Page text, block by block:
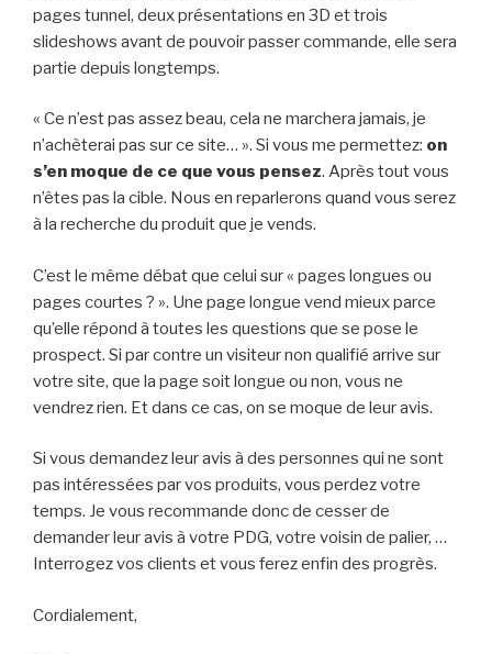
pages tunnel, deux présentations en 3D et trois
slideshows avant de pouvoir passer commande, elle sera
partie depuis longtemps.
« Ce n’est pas assez beau, cela ne marchera jamais, je
n’achèterai pas sur ce site… ». Si vous me permettez: on
s’en moque de ce que vous pensez. Après tout vous
n’êtes pas la cible. Nous en reparlerons quand vous serez
à la recherche du produit que je vends.
C’est le même débat que celui sur « pages longues ou
pages courtes ? ». Une page longue vend mieux parce
qu’elle répond à toutes les questions que se pose le
prospect. Si par contre un visiteur non qualifié arrive sur
votre site, que la page soit longue ou non, vous ne
vendrez rien. Et dans ce cas, on se moque de leur avis.
Si vous demandez leur avis à des personnes qui ne sont
pas intéressées par vos produits, vous perdez votre
temps. Je vous recommande donc de cesser de
demander leur avis à votre PDG, votre voisin de palier, …
Interrogez vos clients et vous ferez enfin des progrès.
Cordialement,